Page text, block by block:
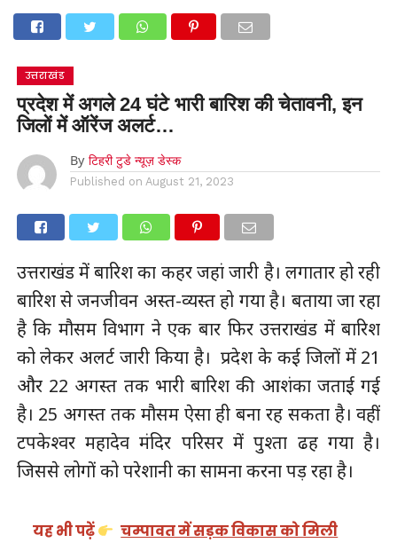
उत्तराखंड
प्रदेश में अगले 24 घंटे भारी बारिश की चेतावनी, इन
जिलों में ऑरेंज अलर्ट…
By टिहरी टुडे न्यूज़ डेस्क
Published on August 21, 2023
उत्तराखंड में बारिश का कहर जहां जारी है। लगातार हो रही
बारिश से जनजीवन अस्त-व्यस्त हो गया है। बताया जा रहा
है कि मौसम विभाग ने एक बार फिर उत्तराखंड में बारिश
को लेकर अलर्ट जारी किया है। प्रदेश के कई जिलों में 21
और 22 अगस्त तक भारी बारिश की आशंका जताई गई
है। 25 अगस्त तक मौसम ऐसा ही बना रह सकता है। वहीं
टपकेश्वर महादेव मंदिर परिसर में पुश्ता ढह गया है।
जिससे लोगों को परेशानी का सामना करना पड़ रहा है।
यह भी पढ़ें
चम्पावत में सड़क विकास को मिली